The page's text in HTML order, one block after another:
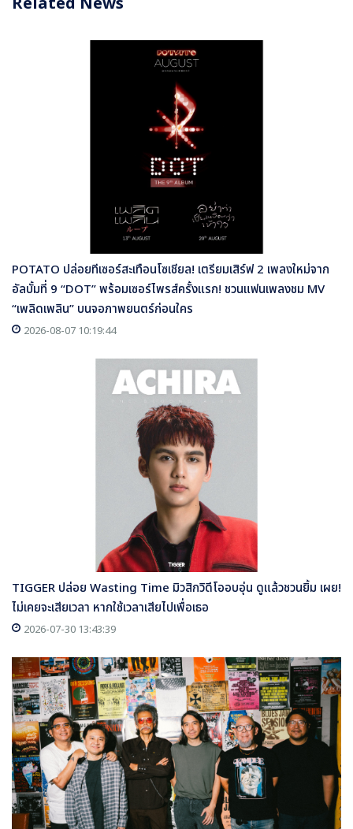
POTATO ปล่อยทีเซอร์สะเทือนโซเชียล! เตรียมเสิร์ฟ 2 เพลงใหม่จาก
อัลบั้มที่ 9 “DOT” พร้อมเซอร์ไพรส์ครั้งแรก! ชวนแฟนเพลงชม MV
“เพลิดเพลิน” บนจอภาพยนตร์ก่อนใคร
2026-08-07 10:19:44
TIGGER ปล่อย Wasting Time มิวสิกวิดีโออบอุ่น ดูแล้วชวนยิ้ม เผย!
ไม่เคยจะเสียเวลา หากใช้เวลาเสียไปเพื่อเธอ
2026-07-30 13:43:39